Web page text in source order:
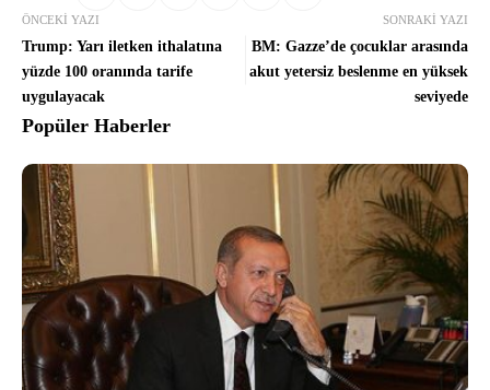
ÖNCEKI YAZI
Trump: Yarı iletken ithalatına
yüzde 100 oranında tarife
uygulayacak
SONRAKI YAZI
BM: Gazze’de çocuklar arasında
akut yetersiz beslenme en yüksek
seviyede
Popüler Haberler